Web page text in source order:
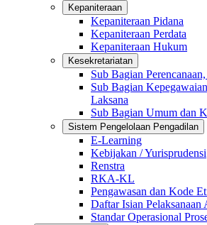
Kepaniteraan
Kepaniteraan Pidana
Kepaniteraan Perdata
Kepaniteraan Hukum
Kesekretariatan
Sub Bagian
Sub Bagian
Laksana
Sub Bagian Umum dan
Sistem Pengelolaan Pengadilan
E-Learning
Kebijakan / Yurisprudensi
Renstra
RKA-KL
Pengawasan dan Kode
Daftar Isian
Standar Operasional